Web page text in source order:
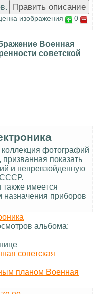
изображения 0
Военная
советской
коллекция фотографий
призванная показать
и непревзойденную
СССР.
имеется
назначения приборов
альбома:
советская
планом Военная